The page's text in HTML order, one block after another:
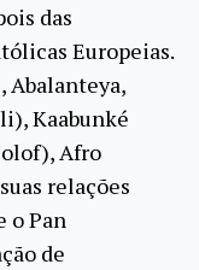
das
Europeias.
Abalanteya,
Kaabunké
Afro
relações
o Pan
de